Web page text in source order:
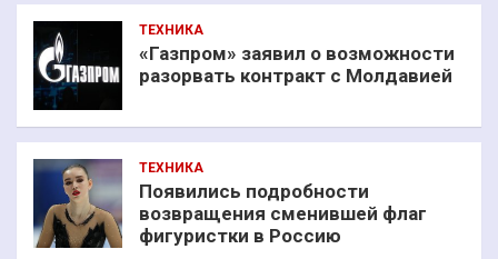
ТЕХНИКА
«Газпром» заявил о возможности
разорвать контракт с Молдавией
ТЕХНИКА
Появились подробности
возвращения сменившей флаг
фигуристки в Россию